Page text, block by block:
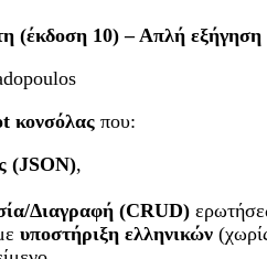
(έκδοση 10) – Απλή
κονσόλας που:
(JSON),
Διαγραφή (CRUD)
υποστήριξη ελληνικών